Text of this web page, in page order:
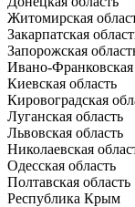
Житомирская
Закарпатская
Запорожская
Ивано-Франковская
Киевская область
Кировоградская
Луганская область
Львовская область
Николаевская
Одесская область
Полтавская область
Республика Крым